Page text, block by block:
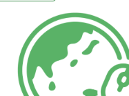
礁溪等鄉鎮，主要是林務
定特定水保區，直到梅姬
建議中央劃為特定水保
林美村「宜縣DF138土石
設建議案，劃設範圍廣達